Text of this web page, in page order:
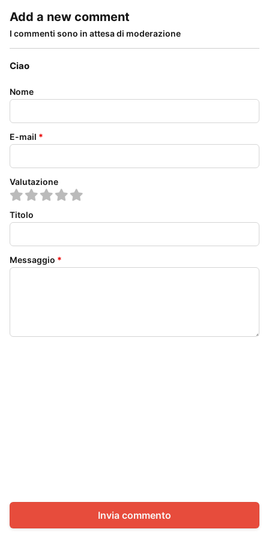
Add a new comment
I commenti sono in attesa di moderazione
Ciao
Nome
E-mail *
Valutazione
Titolo
Messaggio *
Invia commento